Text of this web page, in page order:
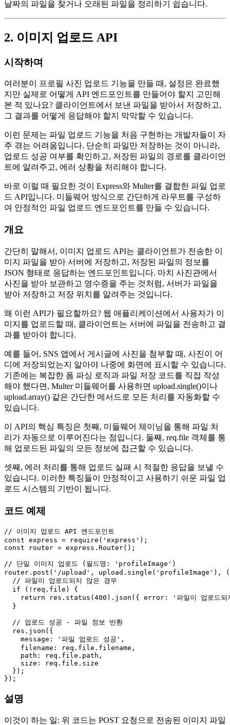
날짜의 파일을 찾거나 오래된 파일을 정리하기 쉽습니다.
2. 이미지 업로드 API
시작하며
여러분이 프로필 사진 업로드 기능을 만들 때, 설정은 완료했
지만 실제로 어떻게 API 엔드포인트를 만들어야 할지 고민해
본 적 있나요? 클라이언트에서 보낸 파일을 받아서 저장하고,
그 결과를 어떻게 응답해야 할지 막막할 수 있습니다.
이런 문제는 파일 업로드 기능을 처음 구현하는 개발자들이 자
주 겪는 어려움입니다. 단순히 파일만 저장하는 것이 아니라,
업로드 성공 여부를 확인하고, 저장된 파일의 경로를 클라이언
트에 알려주고, 에러 상황을 처리해야 합니다.
바로 이럴 때 필요한 것이 Express와 Multer를 결합한 파일 업로
드 API입니다. 미들웨어 방식으로 간단하게 라우트를 구성하
여 안정적인 파일 업로드 엔드포인트를 만들 수 있습니다.
개요
간단히 말해서, 이미지 업로드 API는 클라이언트가 전송한 이
미지 파일을 받아 서버에 저장하고, 저장된 파일의 정보를
JSON 형태로 응답하는 엔드포인트입니다. 마치 사진관에서
사진을 받아 보관하고 영수증을 주는 것처럼, 서버가 파일을
받아 저장하고 저장 위치를 알려주는 것입니다.
왜 이런 API가 필요할까요? 웹 애플리케이션에서 사용자가 이
미지를 업로드할 때, 클라이언트는 서버에 파일을 전송하고 결
과를 받아야 합니다.
예를 들어, SNS 앱에서 게시글에 사진을 첨부할 때, 사진이 어
디에 저장되었는지 알아야 나중에 화면에 표시할 수 있습니다.
기존에는 복잡한 폼 파싱 로직과 파일 저장 코드를 직접 작성
해야 했다면, Multer 미들웨어를 사용하면 upload.single()이나
upload.array() 같은 간단한 메서드로 모든 처리를 자동화할 수
있습니다.
이 API의 핵심 특징은 첫째, 미들웨어 체이닝을 통해 파일 처
리가 자동으로 이루어진다는 점입니다. 둘째, req.file 객체를 통
해 업로드된 파일의 모든 정보에 접근할 수 있습니다.
셋째, 에러 처리를 통해 업로드 실패 시 적절한 응답을 보낼 수
있습니다. 이러한 특징들이 안정적이고 사용하기 쉬운 파일 업
로드 시스템의 기반이 됩니다.
코드 예제
// 이미지 업로드 API 엔드포인트
const express = require ( 'express'
const router = express. Router();
// 단일 이미지 업로드 (필드명: 'profileImage')
router. post ( '/upload' , upload. single ( 'profileImage' ),
(
// 파일이 업로드되지 않은 경우
if (!req. file ) {
return res. status ( 400 ). json ({ error :
'파일이 업로드
  }
// 업로드 성공 - 파일 정보 반환
  res.
json ({
message : '파일 업로드 성공' ,
filename : req. file . filename ,
path : req. file . path ,
size : req. file . size
  });
설명
이것이 하는 일: 위 코드는 POST 요청으로 전송된 이미지 파일